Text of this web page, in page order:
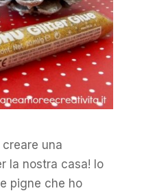
una
la nostra casa! Io
pigne che ho